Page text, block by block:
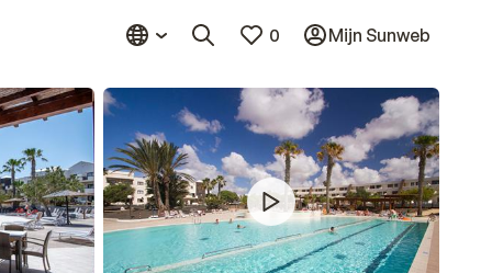
0 Mijn Sunweb